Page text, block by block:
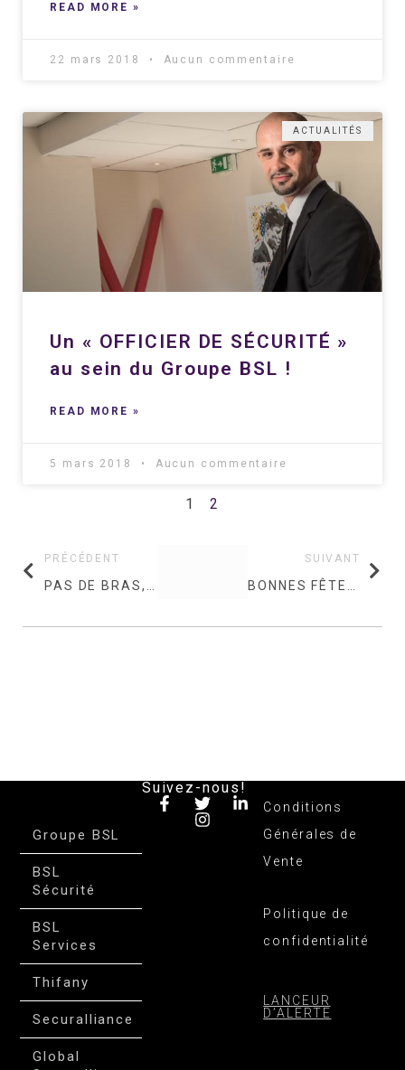
READ MORE »
22 mars 2018 Aucun commentaire
ACTUALITÉS
Un « OFFICIER DE SÉCURITÉ »
au sein du Groupe BSL !
READ MORE »
5 mars 2018 Aucun commentaire
1 2
PRÉCÉDENT SUIVANT
Groupe BSL
BSL
Sécurité
BSL
Services
Thifany
Securalliance
Global
Suivez-nous!
Conditions
Générales de
Vente
Politique de
confidentialité
LANCEUR
D’ALERTE